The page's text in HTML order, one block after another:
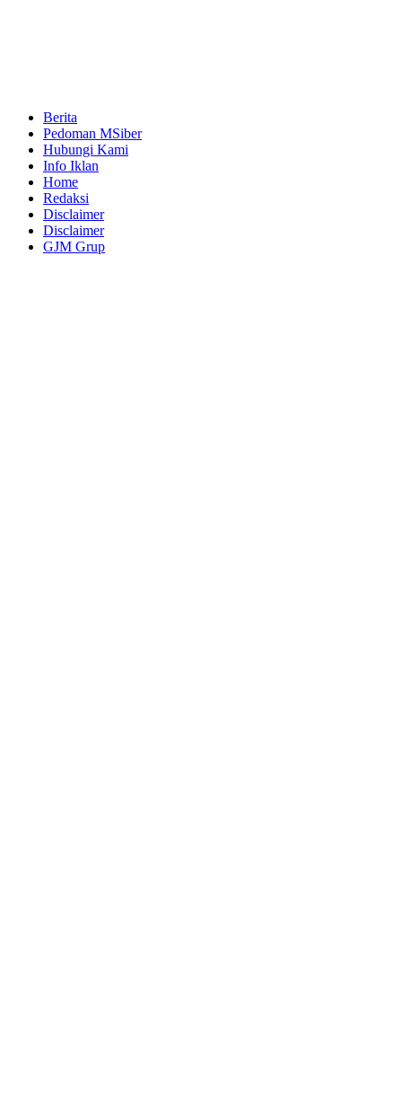
Berita
Pedoman MSiber
Hubungi Kami
Info Iklan
Home
Redaksi
Disclaimer
Disclaimer
GJM Grup